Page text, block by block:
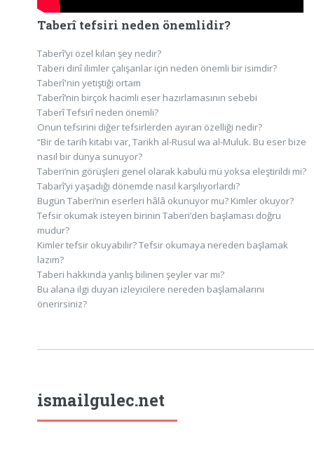
Taberî tefsiri neden önemlidir?
Taberî’yi özel kılan şey nedir?
Taberi dinî ilimler çalışanlar için neden önemli bir isimdir?
Taberî'nin yetiştiği ortam
Taberî’nin birçok hacimli eser hazırlamasının sebebi
Taberî Tefsirî neden önemli?
Onun tefsirini diğer tefsirlerden ayıran özelliği nedir?
“Bir de tarih kitabı var, Tarikh al-Rusul wa al-Muluk. Bu eser bize
nasıl bir dünya sunuyor?
Taberi’nin görüşleri genel olarak kabulü mü yoksa eleştirildi mi?
Tabarî’yi yaşadığı dönemde nasıl karşılıyorlardı?
Bugün Taberi’nin eserleri hâlâ okunuyor mu? Kimler okuyor?
Tefsir okumak isteyen birinin Taberi’den başlaması doğru
mudur?
Kimler tefsir okuyabilir? Tefsir okumaya nereden başlamak
lazım?
Taberi hakkında yanlış bilinen şeyler var mı?
Bu alana ilgi duyan izleyicilere nereden başlamalarını
önerirsiniz?
ismailgulec.net